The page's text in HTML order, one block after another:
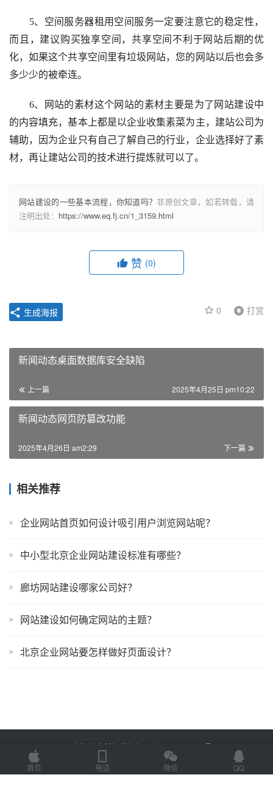
5、空间服务器租用空间服务一定要注意它的稳定性，
而且，建议购买独享空间，共享空间不利于网站后期的优
化，如果这个共享空间里有垃圾网站，您的网站以后也会多
多少少的被牵连。
6、网站的素材这个网站的素材主要是为了网站建设中
的内容填充，基本上都是以企业收集素菜为主，建站公司为
辅助，因为企业只有自己了解自己的行业，企业选择好了素
材，再让建站公司的技术进行提炼就可以了。
网站建设的一些基本流程，你知道吗？非原创文章，如若转载，请
注明出处： https://www.eq.fj.cn/1_3159.html
赞 (0)
0 打赏
生成海报
新闻动态桌面数据库安全缺陷
上一篇 2025年4月25日 pm10:22
新闻动态网页防篡改功能
下一篇
2025年4月26日 am2:29
相关推荐
企业网站首页如何设计吸引用户浏览网站呢？
中小型北京企业网站建设标准有哪些？
廊坊网站建设哪家公司好？
网站建设如何确定网站的主题？
北京企业网站要怎样做好页面设计？
Copyright © 2025 金海技术 版权所有 鲁ICP备2022012774号-2
首页
电话 微信 QQ